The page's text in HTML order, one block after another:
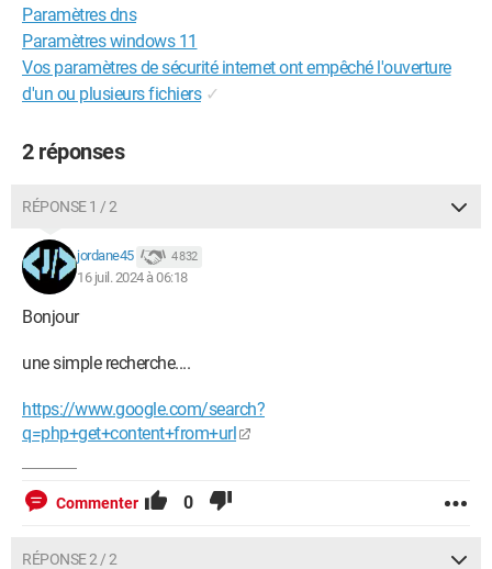
Paramètres dns
Paramètres windows 11
Vos paramètres de sécurité internet ont empêché l'ouverture
d'un ou plusieurs fichiers ✓
2 réponses
RÉPONSE 1 / 2
jordane45 4 832
16 juil. 2024 à 06:18
Bonjour
une simple recherche....
https://www.google.com/search?
q=php+get+content+from+url
Commenter 0
RÉPONSE 2 / 2